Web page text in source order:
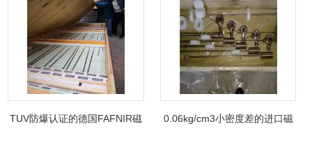
TUV防爆认证的德国FAFNIR磁
0.06kg/cm3小密度差的进口磁